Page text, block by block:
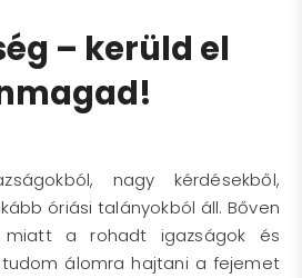
– kerüld el
nagy kérdésekből,
óriási talányokból áll. Bőven
miatt a rohadt igazságok és
álomra hajtani a fejemet